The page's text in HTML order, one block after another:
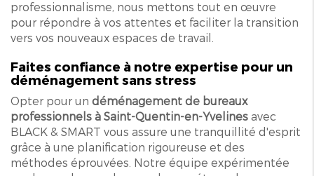
professionnalisme, nous mettons tout en œuvre
pour répondre à vos attentes et faciliter la transition
vers vos nouveaux espaces de travail.
Faites confiance à notre expertise pour un
déménagement sans stress
Opter pour un déménagement de bureaux
professionnels à Saint-Quentin-en-Yvelines avec
BLACK & SMART vous assure une tranquillité d'esprit
grâce à une planification rigoureuse et des
méthodes éprouvées. Notre équipe expérimentée